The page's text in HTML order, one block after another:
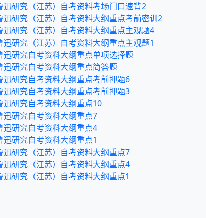
研究（江苏）自考资料考场门口速背2
研究（江苏）自考资料大纲重点考前密训2
研究（江苏）自考资料大纲重点主观题4
研究（江苏）自考资料大纲重点主观题1
研究自考资料大纲重点单项选择题
研究自考资料大纲重点简答题
研究自考资料大纲重点考前押题6
研究自考资料大纲重点考前押题3
研究自考资料大纲重点10
研究自考资料大纲重点7
研究自考资料大纲重点4
研究自考资料大纲重点1
研究（江苏）自考资料大纲重点7
研究（江苏）自考资料大纲重点4
研究（江苏）自考资料大纲重点1